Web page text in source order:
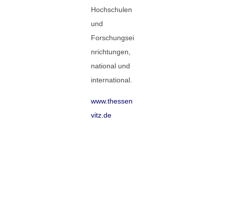
Hochschulen
und
Forschungsei
nrichtungen,
national und
international.
www.thessen
vitz.de